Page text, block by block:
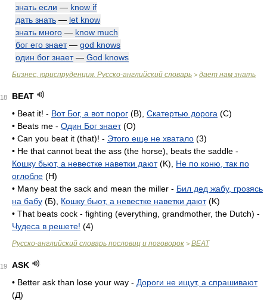
знать если — know if
дать знать — let know
знать много — know much
бог его знает— god knows
один бог знает— God knows
Бизнес, юриспруденция. Русско-английский словарь > дает нам знать
18
BEAT
• Beat it! - Вот Бог, а вот порог (B), Скатертью дорога (C)
• Beats me - Один Бог знает(O)
• Can you beat it (that)! - Этого еще не хватало (3)
• He that cannot beat the ass (the horse), beats the saddle -
Кошку бьют, а невестке наветки дают(K), Не по коню, так по
оглобле (H)
• Many beat the sack and mean the miller - Бил дед жабу, грозясь
на бабу (Б), Кошку бьют, а невестке наветки дают(K)
• That beats cock - fighting (everything, grandmother, the Dutch) -
Чудеса в решете! (4)
Русско-английский словарь пословиц и поговорок > BEAT
19
ASK
• Better ask than lose your way - Дороги не ищут, а спрашивают
(Д)